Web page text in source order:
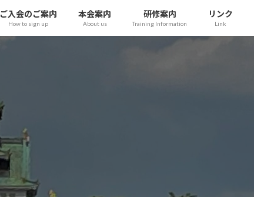
ご入会のご案内
How to sign up
本会案内
About us
研修案内
Training Information
リンク
Link